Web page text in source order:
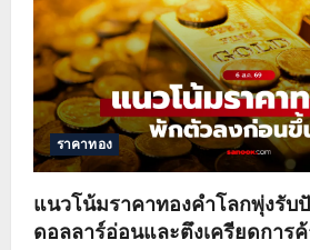
ราคาทอง
แนวโน้มราคาทองคำโลกพุ่งรับ
ดอลลาร์อ่อนและตึงเครียดการ